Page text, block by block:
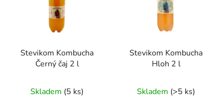
Stevikom Kombucha
Černý čaj 2 l
hodnocení
Skladem (5 ks)
Stevikom Kombucha
Hloh 2 l
hodnocení
Skladem (>5 ks)